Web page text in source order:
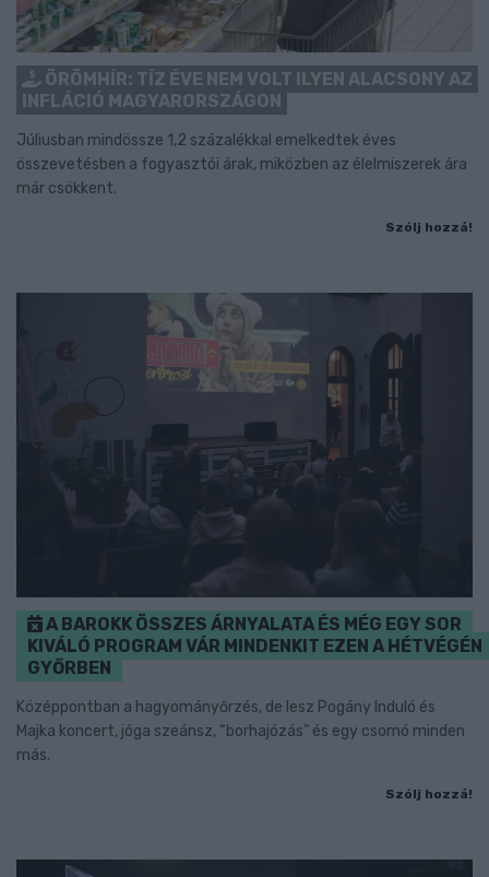
ÖRÖMHÍR: TÍZ ÉVE NEM VOLT ILYEN ALACSONY AZ
INFLÁCIÓ MAGYARORSZÁGON
Júliusban mindössze 1,2 százalékkal emelkedtek éves
összevetésben a fogyasztói árak, miközben az élelmiszerek ára
már csökkent.
Szólj hozzá!
A BAROKK ÖSSZES ÁRNYALATA ÉS MÉG EGY SOR
KIVÁLÓ PROGRAM VÁR MINDENKIT EZEN A HÉTVÉGÉN
GYŐRBEN
Középpontban a hagyományőrzés, de lesz Pogány Induló és
Majka koncert, jóga szeánsz, “borhajózás” és egy csomó minden
más.
Szólj hozzá!